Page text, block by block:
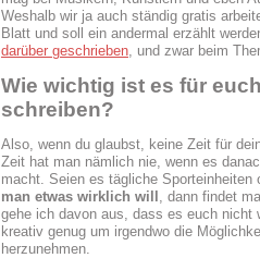
Weshalb wir ja auch ständig gratis
Blatt und soll ein andermal erzählt
darüber geschrieben, und zwar beim
Wie wichtig ist es für
schreiben?
Also, wenn du glaubst, keine Zeit für
Zeit hat man nämlich nie, wenn es
macht. Seien es tägliche
man etwas wirklich will
, dann findet
gehe ich davon aus, dass es euch
kreativ genug um irgendwo die
herzunehmen.